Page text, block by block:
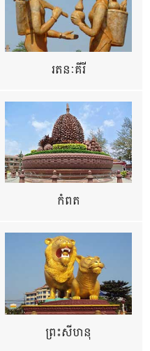
រតនៈគីរី
កំពត
ព្រះសីហនុ